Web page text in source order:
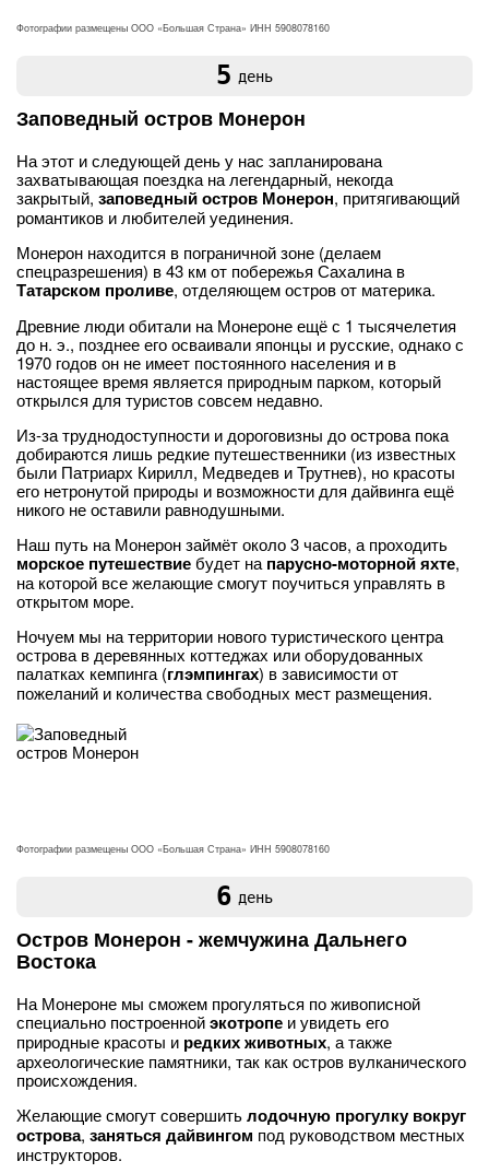
Фотографии размещены ООО «Большая Страна» ИНН 5908078160
5 день
Заповедный остров Монерон
На этот и следующей день у нас запланирована
захватывающая поездка на легендарный, некогда
закрытый, заповедный остров Монерон, притягивающий
романтиков и любителей уединения.
Монерон находится в пограничной зоне (делаем
спецразрешения) в 43 км от побережья Сахалина в
Татарском проливе, отделяющем остров от материка.
Древние люди обитали на Монероне ещё с 1 тысячелетия
до н. э., позднее его осваивали японцы и русские, однако с
1970 годов он не имеет постоянного населения и в
настоящее время является природным парком, который
открылся для туристов совсем недавно.
Из-за труднодоступности и дороговизны до острова пока
добираются лишь редкие путешественники (из известных
были Патриарх Кирилл, Медведев и Трутнев), но красоты
его нетронутой природы и возможности для дайвинга ещё
никого не оставили равнодушными.
Наш путь на Монерон займёт около 3 часов, а проходить
морское путешествиебудет на парусно-моторной яхте,
на которой все желающие смогут поучиться управлять в
открытом море.
Ночуем мы на территории нового туристического центра
острова в деревянных коттеджах или оборудованных
палатках кемпинга (глэмпингах) в зависимости от
пожеланий и количества свободных мест размещения.
Фотографии размещены ООО «Большая Страна» ИНН 5908078160
6 день
Остров Монерон - жемчужина Дальнего
Востока
На Монероне мы сможем прогуляться по живописной
специально построеннойэкотропе и увидеть его
природные красоты и редких животных, а также
археологические памятники, так как остров вулканического
происхождения.
Желающие смогут совершитьлодочную прогулку вокруг
острова, заняться дайвингом под руководством местных
инструкторов.